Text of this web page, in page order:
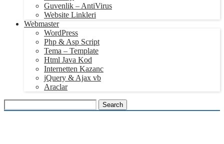
Guvenlik – AntiVirus
Website Linkleri
Webmaster
WordPress
Php & Asp Script
Tema – Template
Html Java Kod
Internetten Kazanc
jQuery & Ajax vb
Araclar